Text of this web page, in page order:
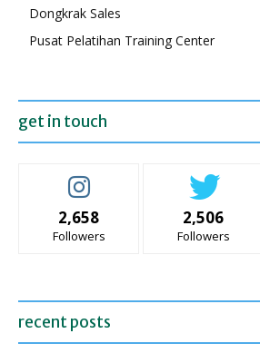
Dongkrak Sales
Pusat Pelatihan Training Center
get in touch
2,658
Followers
2,506
Followers
recent posts